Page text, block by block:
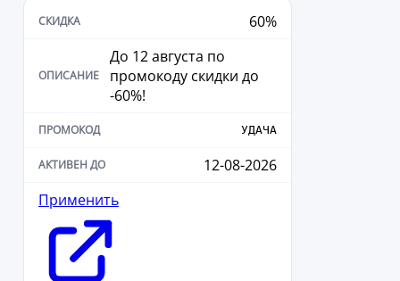
60%
До 12 августа по
промокоду скидки до
-60%!
УДАЧА
12-08-2026
Применить